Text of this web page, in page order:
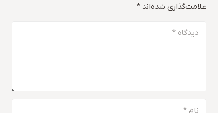
علامت‌گذاری شده‌اند *